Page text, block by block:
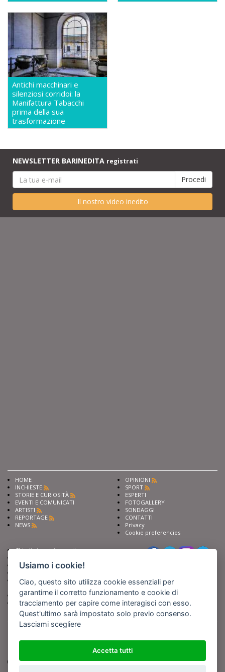
Antichi macchinari e
silenziosi corridoi: la
Manifattura Tabacchi
prima della sua
trasformazione
NEWSLETTER BARINEDITA registrati
Il nostro video inedito
HOME
INCHIESTE
STORIE E CURIOSITÀ
EVENTI E COMUNICATI
ARTISTI
REPORTAGE
NEWS
OPINIONI
SPORT
ESPERTI
FOTOGALLERY
SONDAGGI
CONTATTI
Privacy
Cookie preferencies
Chiedi ai nostri esperti
Fai pubblicità con noi
Iscriviti al nostro corso di
giornalismo
Compra i nostri libri
Entra in Barinedita Map
Copyright BARIREPORT s.a.s. All rights reserved - Tutte le fotografie recanti il
logo di Barinedita sono state commissionate da BARIREPORT s.a.s. che ne
detiene i Diritti d'Autore e sono state prodotte nell'anno 2012 e seguenti
(tranne che non vi sia uno specifico anno di scatto riportato)
Usiamo i cookie!
Ciao, questo sito utilizza cookie essenziali per
garantirne il corretto funzionamento e cookie di
tracciamento per capire come interagisci con esso.
Quest'ultimo sarà impostato solo previo consenso.
Lasciami scegliere
Accetta tutti